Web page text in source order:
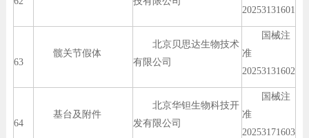
20253131601
63
髋关节假体
北京贝思达生物技术
有限公司
国械注
准
20253131602
64
基台及附件
北京华钽生物科技开
发有限公司
国械注
准
20253171603